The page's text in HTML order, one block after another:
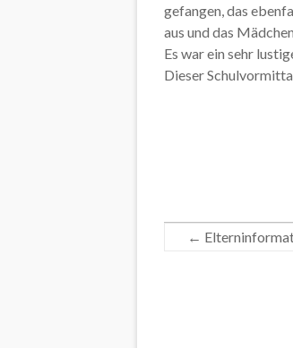
gefangen, das
aus und das
Es war ein sehr
Dieser
←